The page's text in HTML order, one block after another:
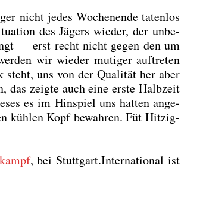
nicht jedes Wochen­en­de taten­los
des Jägers wie­der, der unbe­
— erst recht nicht gegen den um
wir wie­der muti­ger auf­tre­ten
steht, uns von der Qua­li­tät her aber
zeig­te auch eine ers­te Halb­zeit
es im Hin­spiel uns hat­ten ange­
küh­len Kopf bewah­ren. Füt Hit­zig­
, bei Stuttgart.International ist